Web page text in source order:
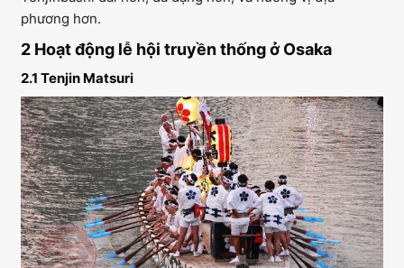
phương hơn.
2 Hoạt động lễ hội truyền thống ở Osaka
2.1 Tenjin Matsuri